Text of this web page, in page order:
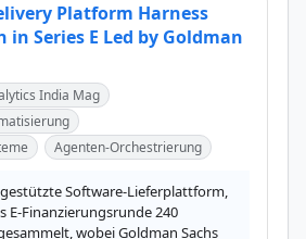
Platform Harness
in Series E Led by Goldman
India Mag
Agenten-Orchestrierung
gestützte Software-Lieferplattform,
E-Finanzierungsrunde 240
wobei Goldman Sachs